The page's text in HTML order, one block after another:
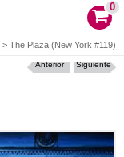
0
> The Plaza (New York #119)
Siguiente
Anterior